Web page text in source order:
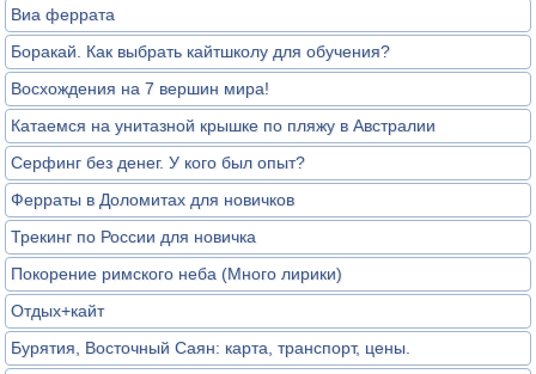
Виа феррата
Боракай. Как выбрать кайтшколу для обучения?
Восхождения на 7 вершин мира!
Катаемся на унитазной крышке по пляжу в Австралии
Серфинг без денег. У кого был опыт?
Ферраты в Доломитах для новичков
Трекинг по России для новичка
Покорение римского неба (Много лирики)
Отдых+кайт
Бурятия, Восточный Саян: карта, транспорт, цены.